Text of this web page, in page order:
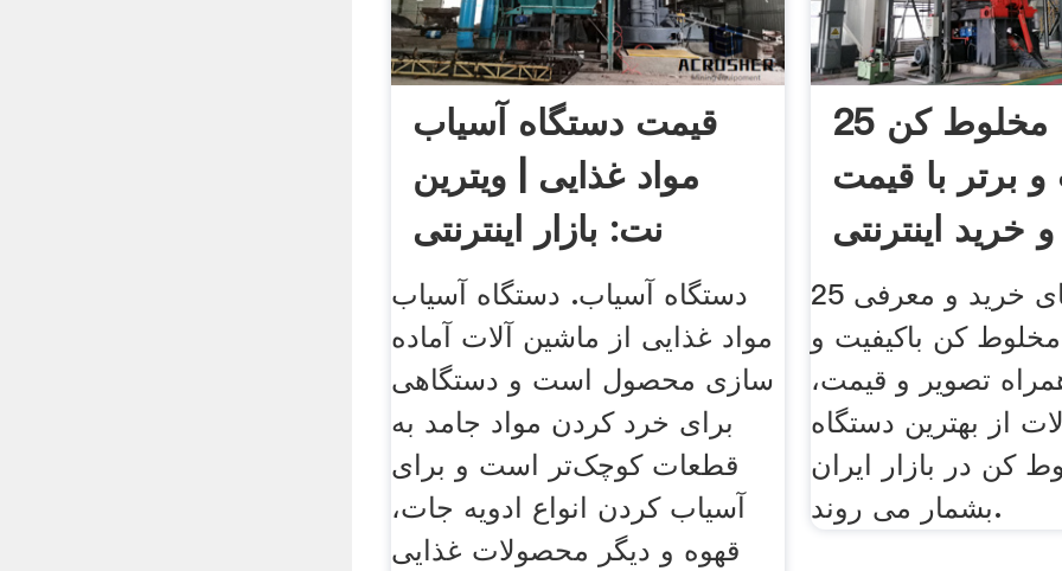
قیمت دستگاه آسیاب
مواد غذایی | ویترین
نت: بازار اینترنتی
دستگاه آسیاب. دستگاه آسیاب
مواد غذایی از ماشین آلات آماده
سازی محصول است و دستگاهی
برای خرد کردن مواد جامد به
قطعات کوچک‌تر است و برای
آسیاب کردن انواع ادویه جات،
قهوه و دیگر محصولات غذایی
25 مدل مخلوط کن
و برتر با قیمت
خرید اینترنتی
راهنمای خرید و معرفی 25
کن باکیفیت و
تصویر و قیمت،
از بهترین دستگاه
کن در بازار ایران
بشمار می روند.